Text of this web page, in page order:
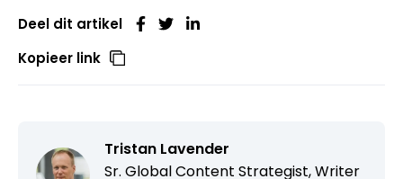
Deel dit artikel
Kopieer link
Tristan Lavender
Sr. Global Content Strategist, Writer